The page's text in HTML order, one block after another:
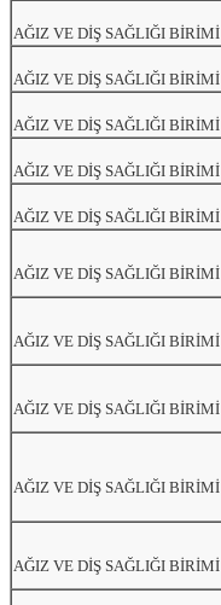
AĞIZ VE DİŞ SAĞLIĞI BİRİMİ
AĞIZ VE DİŞ SAĞLIĞI BİRİMİ
AĞIZ VE DİŞ SAĞLIĞI BİRİMİ
AĞIZ VE DİŞ SAĞLIĞI BİRİMİ
AĞIZ VE DİŞ SAĞLIĞI BİRİMİ
AĞIZ VE DİŞ SAĞLIĞI BİRİMİ
AĞIZ VE DİŞ SAĞLIĞI BİRİMİ
AĞIZ VE DİŞ SAĞLIĞI BİRİMİ
AĞIZ VE DİŞ SAĞLIĞI BİRİMİ
AĞIZ VE DİŞ SAĞLIĞI BİRİMİ